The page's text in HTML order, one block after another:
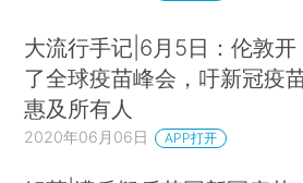
大流行手记|6月5日：伦敦开
了全球疫苗峰会，吁新冠疫
惠及所有人
2020年06月06日 APP打开